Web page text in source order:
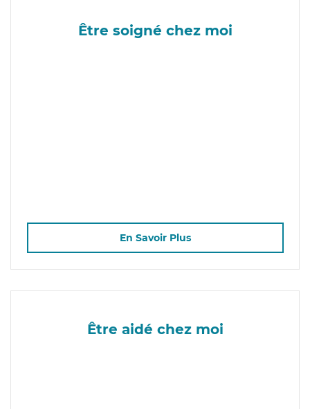
Être soigné chez moi
En Savoir Plus
Être aidé chez moi